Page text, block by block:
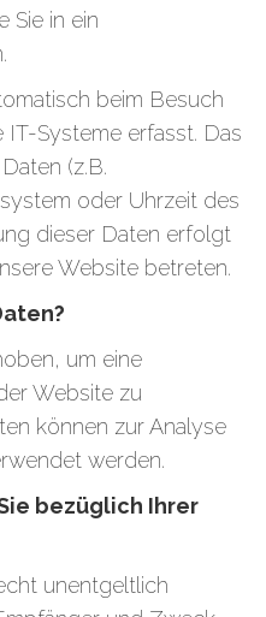
Sie in ein
beim Besuch
Systeme erfasst. Das
(z.B.
oder Uhrzeit des
dieser Daten erfolgt
Website betreten.
um eine
Website zu
können zur Analyse
werden.
bezüglich Ihrer
unentgeltlich